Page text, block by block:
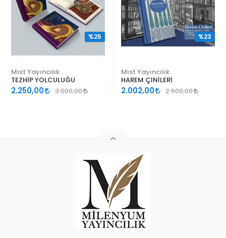
Mist Yayıncılık
TEZHİP YOLCULUĞU
2.250,00 3.000,00
%25
Mist Yayıncılık
HAREM ÇİNİLERİ
2.002,00 2.600,00
%23